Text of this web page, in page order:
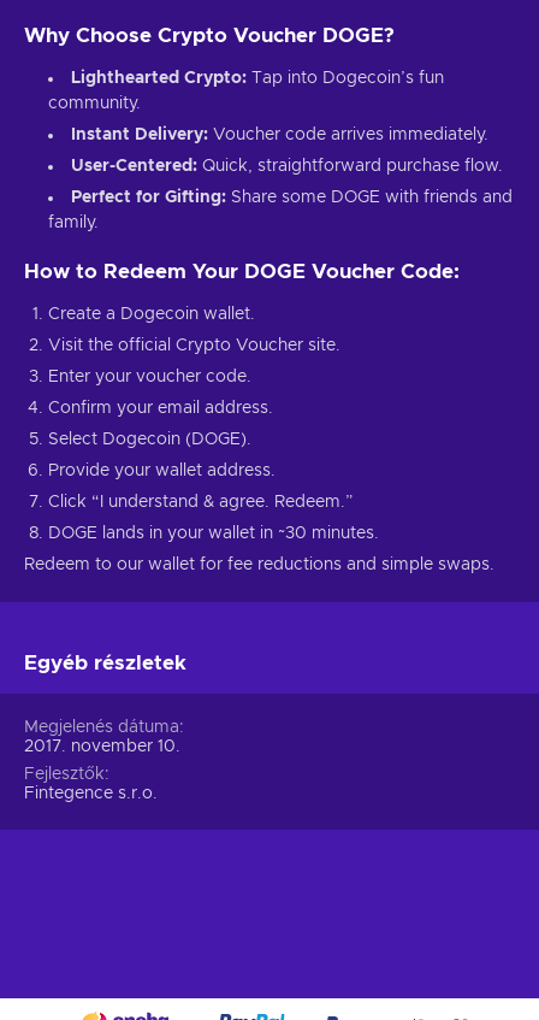
Why Choose Crypto Voucher DOGE?
Lighthearted Crypto: Tap into Dogecoin’s fun
community.
Instant Delivery: Voucher code arrives immediately.
User-Centered: Quick, straightforward purchase flow.
Perfect for Gifting: Share some DOGE with friends and
family.
How to Redeem Your DOGE Voucher Code:
Create a Dogecoin wallet.
Visit the official Crypto Voucher site.
Enter your voucher code.
Confirm your email address.
Select Dogecoin (DOGE).
Provide your wallet address.
Click “I understand & agree. Redeem.”
DOGE lands in your wallet in ~30 minutes.
Redeem to our wallet for fee reductions and simple swaps.
Egyéb részletek
Megjelenés dátuma
2017. november 10.
Fejlesztők
Fintegence s.r.o.